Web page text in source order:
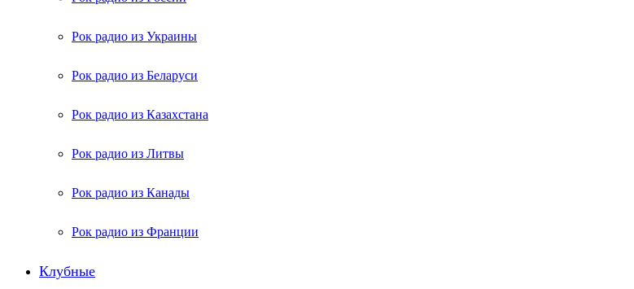
Рок радио из Украины
Рок радио из Беларуси
Рок радио из Казахстана
Рок радио из Литвы
Рок радио из Канады
Рок радио из Франции
Клубные